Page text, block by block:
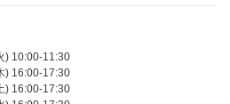
) 10:00-11:30
) 16:00-17:30
) 16:00-17:30